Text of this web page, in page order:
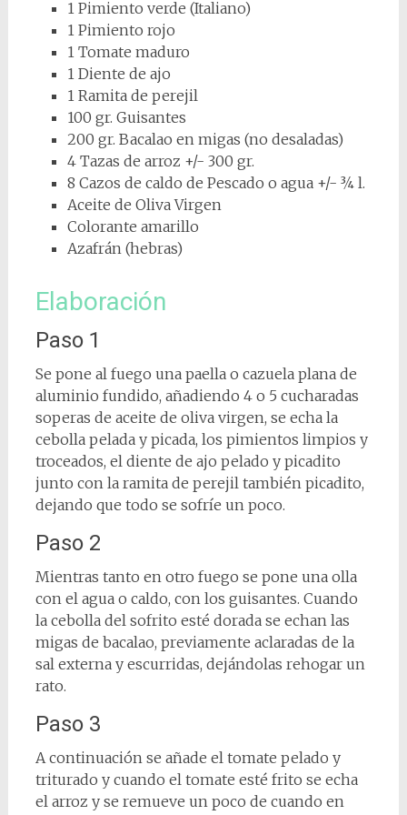
1 Pimiento verde (Italiano)
1 Pimiento rojo
1 Tomate maduro
1 Diente de ajo
1 Ramita de perejil
100 gr. Guisantes
200 gr. Bacalao en migas (no desaladas)
4 Tazas de arroz +/- 300 gr.
8 Cazos de caldo de Pescado o agua +/- ¾ l.
Aceite de Oliva Virgen
Colorante amarillo
Azafrán (hebras)
Elaboración
Paso 1
Se pone al fuego una paella o cazuela plana de
aluminio fundido, añadiendo 4 o 5 cucharadas
soperas de aceite de oliva virgen, se echa la
cebolla pelada y picada, los pimientos limpios y
troceados, el diente de ajo pelado y picadito
junto con la ramita de perejil también picadito,
dejando que todo se sofríe un poco.
Paso 2
Mientras tanto en otro fuego se pone una olla
con el agua o caldo, con los guisantes. Cuando
la cebolla del sofrito esté dorada se echan las
migas de bacalao, previamente aclaradas de la
sal externa y escurridas, dejándolas rehogar un
rato.
Paso 3
A continuación se añade el tomate pelado y
triturado y cuando el tomate esté frito se echa
el arroz y se remueve un poco de cuando en